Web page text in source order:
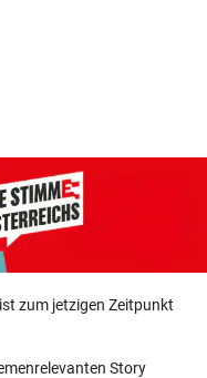
zum jetzigen Zeitpunkt
Story